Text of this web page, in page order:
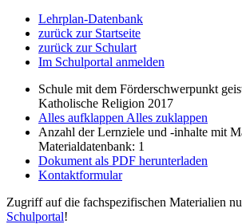
Lehrplan-Datenbank
zurück zur Startseite
zurück zur Schulart
Im Schulportal anmelden
Schule mit dem Förderschwerpunkt
Katholische Religion 2017
Alles aufklappen Alles zuklappen
Anzahl der Lernziele und -inhalte mit
Materialdatenbank: 1
Dokument als PDF herunterladen
Kontaktformular
Zugriff auf die fachspezifischen Materialien
Schulportal!